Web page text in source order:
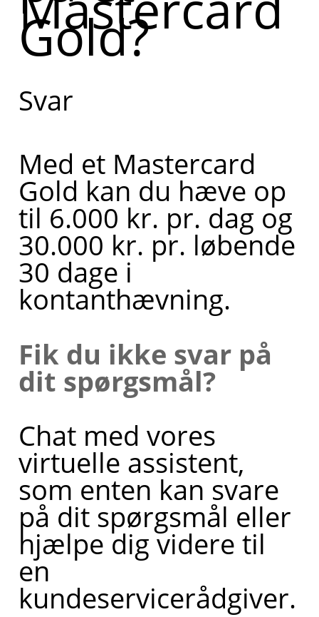
Gold?
Svar
Med et Mastercard
Gold kan du hæve op
til 6.000 kr. pr. dag og
30.000 kr. pr. løbende
30 dage i
kontanthævning.
Fik du ikke svar på
dit spørgsmål?
Chat med vores
virtuelle assistent,
som enten kan svare
på dit spørgsmål eller
hjælpe dig videre til
en
kundeservicerådgiver.